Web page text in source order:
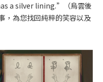
a silver lining.”（烏雲後
，為您找回純粹的笑容以及